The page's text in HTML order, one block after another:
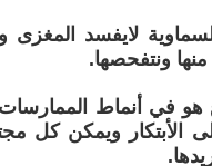
السماوية لايفسد
ونتفحصها.
هو في أنماط
الأبتكار ويمكن كل